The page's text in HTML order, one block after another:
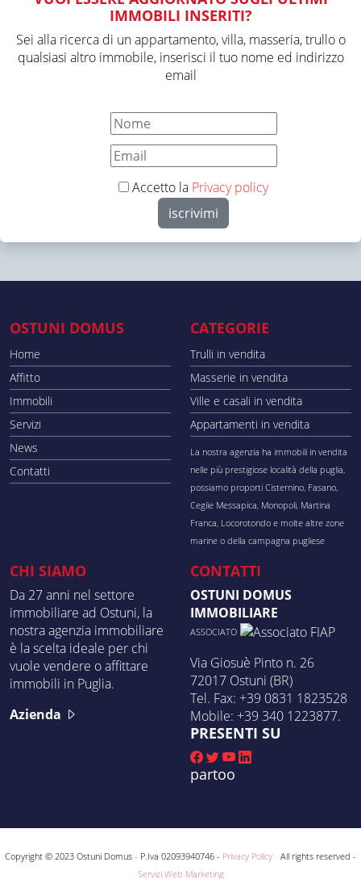
IMMOBILI INSERITI?
Sei alla ricerca di un appartamento, villa, masseria, trullo o
qualsiasi altro immobile, inserisci il tuo nome ed indirizzo
email
Accetto la Privacy policy
OSTUNI DOMUS
Home
Affitto
Immobili
Servizi
News
Contatti
CATEGORIE
Trulli in vendita
Masserie in vendita
Ville e casali in vendita
Appartamenti in vendita
La nostra agenzia ha immobili in vendita
nelle più prestigiose località della puglia,
possiamo proporti Cisternino, Fasano,
Ceglie Messapica, Monopoli, Martina
Franca, Locorotondo e molte altre zone
marine o della campagna pugliese
CHI SIAMO
Da 27 anni nel settore
immobiliare ad Ostuni, la
nostra agenzia immobiliare
è la scelta ideale per chi
vuole vendere o affittare
immobili in Puglia.
Azienda
CONTATTI
OSTUNI DOMUS
IMMOBILIARE
ASSOCIATO
Via Giosuè Pinto n. 26
72017 Ostuni (BR)
Tel. Fax: +39 0831 1823528
Mobile: +39 340 1223877.
PRESENTI SU
partoo
Copyright © 2023 Ostuni Domus - P.Iva 02093940746 - Privacy Policy
All rights reserved -
Servizi Web Marketing